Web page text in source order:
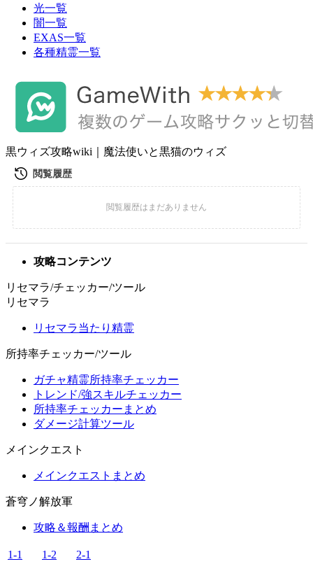
光一覧
闇一覧
EXAS一覧
各種精霊一覧
黒ウィズ攻略wiki｜魔法使いと黒猫のウィズ
攻略コンテンツ
リセマラ/チェッカー/ツール
リセマラ
リセマラ当たり精霊
所持率チェッカー/ツール
ガチャ精霊所持率チェッカー
トレンド/強スキルチェッカー
所持率チェッカーまとめ
ダメージ計算ツール
メインクエスト
メインクエストまとめ
蒼穹ノ解放軍
攻略＆報酬まとめ
1-1 1-2
2-1